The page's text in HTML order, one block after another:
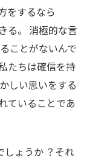
をするなら
る。
消極的な言
ことがないんで
たちは確信を持
しい思いをする
ていることであ
しょうか ？ それ